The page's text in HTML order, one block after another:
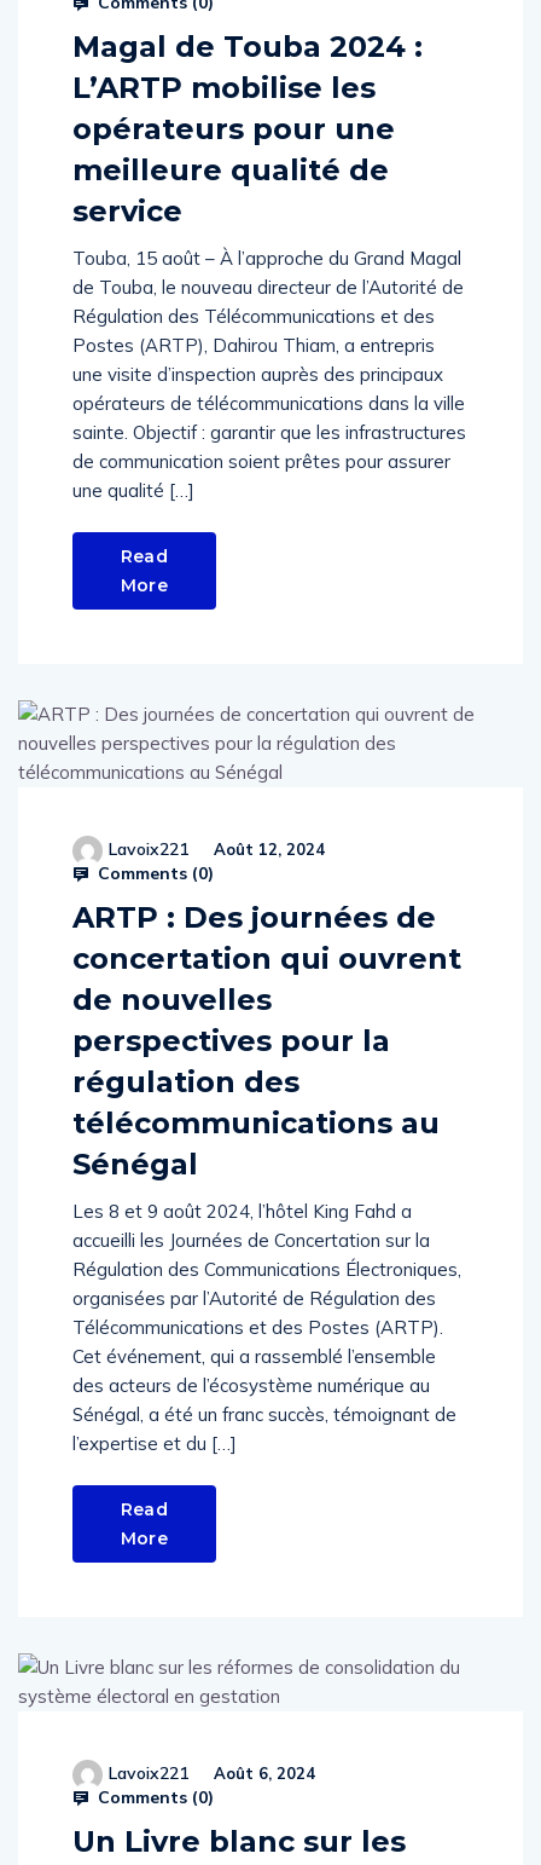
Magal de Touba 2024 :
L’ARTP mobilise les
opérateurs pour une
meilleure qualité de
service
de Touba, le nouveau directeur de l’Autorité de
Régulation des Télécommunications et des
Postes (ARTP), Dahirou Thiam, a entrepris
une visite d’inspection auprès des principaux
opérateurs de télécommunications dans la ville
sainte. Objectif : garantir que les infrastructures
de communication soient prêtes pour assurer
une qualité […]
Read
More
Comments (
ARTP : Des journées de
concertation qui ouvrent
de nouvelles
perspectives pour la
régulation des
télécommunications au
Sénégal
Les 8 et 9 août 2024, l’hôtel King Fahd a
accueilli les Journées de Concertation sur la
Régulation des Communications Électroniques,
organisées par l’Autorité de Régulation des
Télécommunications et des Postes (ARTP).
Cet événement, qui a rassemblé l’ensemble
des acteurs de l’écosystème numérique au
Sénégal, a été un franc succès, témoignant de
l’expertise et du […]
Read
More
Comments (
Un Livre blanc sur les
réformes de